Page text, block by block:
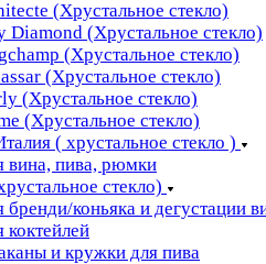
(Хрустальное стекло)
Diamond (Хрустальное стекло)
(Хрустальное стекло)
(Хрустальное стекло)
(Хрустальное стекло)
(Хрустальное стекло)
( хрустальное стекло )
вина, пива, рюмки
стекло)
бренди/коньяка и дегустации
коктейлей
и кружки для пива